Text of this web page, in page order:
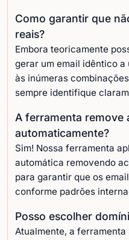
Como garantir que
reais?
Embora teoricamente
gerar um email idêntico
às inúmeras
sempre identifique
A ferramenta remove
automaticamente?
Sim! Nossa ferramenta
automática removendo
para garantir que os
conforme padrões
Posso escolher
Atualmente, a